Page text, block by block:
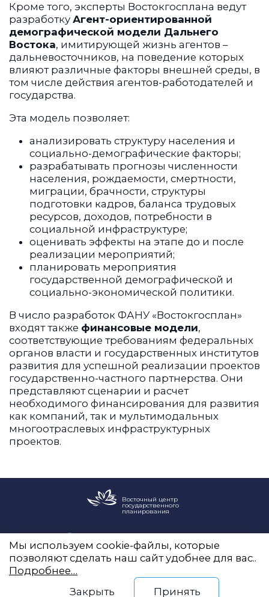
Кроме того, эксперты Востокгосплана ведут
разработку Агент-ориентированной
демографической модели Дальнего
Востока, имитирующей жизнь агентов –
дальневосточников, на поведение которых
влияют различные факторы внешней среды, в
том числе действия агентов-работодателей и
государства.
Эта модель позволяет:
анализировать структуру населения и
социально-демографические факторы;
разрабатывать прогнозы численности
населения, рождаемости, смертности,
миграции, брачности, структуры
подготовки кадров, баланса трудовых
ресурсов, доходов, потребности в
социальной инфраструктуре;
оценивать эффекты на этапе до и после
реализации мероприятий;
планировать мероприятия
государственной демографической и
социально-экономической политики.
В число разработок ФАНУ «Востокгосплан»
входят также финансовые модели,
соответствующие требованиям федеральных
органов власти и государственных институтов
развития для успешной реализации проектов
государственно-частного партнерства. Они
представляют сценарии и расчет
необходимого финансирования для развития
как компаний, так и мультимодальных
многоотраслевых инфраструктурных
проектов.
Восточный центр
государственного
планирования
info@vostokgosplan.ru
+7 (495) 120-20-05
Telegram
ВКонтакте
Мы используем cookie-файлы, которые
позволяют сделать наш сайт удобнее для вас..
Подробнее…
Закрыть
Принять